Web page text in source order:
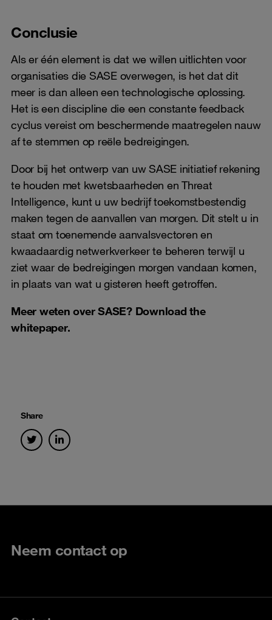
Conclusie
Als er één element is dat we willen uitlichten voor
organisaties die SASE overwegen, is het dat dit
meer is dan alleen een technologische oplossing.
Het is een discipline die een constante feedback
cyclus vereist om beschermende maatregelen nauw
af te stemmen op reële bedreigingen.
Door bij het ontwerp van uw SASE initiatief rekening
te houden met kwetsbaarheden en Threat
Intelligence, kunt u uw bedrijf toekomstbestendig
maken tegen de aanvallen van morgen. Dit stelt u in
staat om toenemende aanvalsvectoren en
kwaadaardig netwerkverkeer te beheren terwijl u
ziet waar de bedreigingen morgen vandaan komen,
in plaats van wat u gisteren heeft getroffen.
Meer weten over SASE? Download the
whitepaper.
Share
Neem contact op